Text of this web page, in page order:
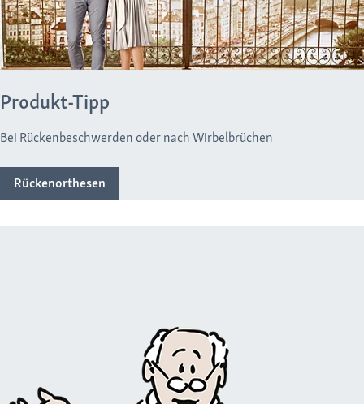
Produkt-Tipp
Bei Rückenbeschwerden oder nach Wirbelbrüchen
Rückenorthesen